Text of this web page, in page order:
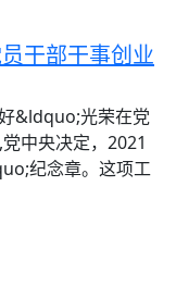
干部干事创业
&ldquo;光荣在党
中央决定，2021
纪念章。这项工